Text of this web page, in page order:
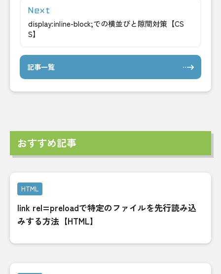
display:inline-block;での横並びと隙間対策【CS
S】
記事一覧
おすすめ記事
HTML
link rel=preloadで特定のファイルを先行読み込
みする方法【HTML】